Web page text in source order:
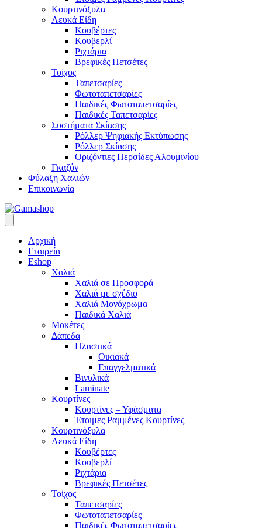
Κουρτινόξυλα
Λευκά Είδη
Κουβέρτες
Κουβερλί
Ριχτάρια
Βρεφικές Πετσέτες
Τοίχος
Ταπετσαρίες
Φωτοταπετσαρίες
Παιδικές Φωτοταπετσαρίες
Παιδικές Ταπετσαρίες
Συστήματα Σκίασης
Ρόλλερ Ψηφιακής Εκτύπωσης
Ρόλλερ Σκίασης
Οριζόντιες Περσίδες Αλουμινίου
Γκαζόν
Φύλαξη Χαλιών
Επικοινωνία
Αρχική
Εταιρεία
Eshop
Χαλιά
Χαλιά σε Προσφορά
Χαλιά με σχέδιο
Χαλιά Μονόχρωμα
Παιδικά Χαλιά
Μοκέτες
Δάπεδα
Πλαστικά
Οικιακά
Επαγγελματικά
Βινυλικά
Laminate
Κουρτίνες
Κουρτίνες – Υφάσματα
Έτοιμες Ραμμένες Κουρτίνες
Κουρτινόξυλα
Λευκά Είδη
Κουβέρτες
Κουβερλί
Ριχτάρια
Βρεφικές Πετσέτες
Τοίχος
Ταπετσαρίες
Φωτοταπετσαρίες
Παιδικές Φωτοταπετσαρίες